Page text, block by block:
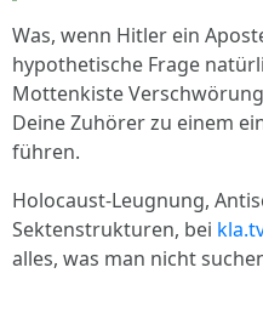
Was, wenn Hitler ein
hypothetische Frage
Mottenkiste
Deine Zuhörer zu einem
führen.
Holocaust-Leugnung,
Sektenstrukturen, bei
alles, was man nicht